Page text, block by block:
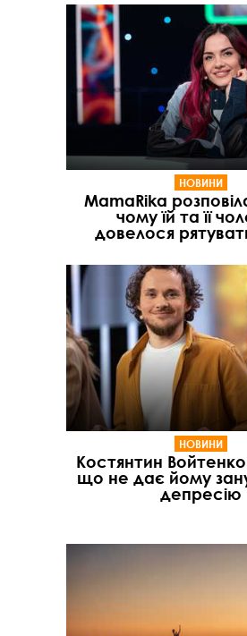
НОВИНИ
MamaRika
чому їй та її
довелося
НОВИНИ
Костянтин Войтенко
що не дає йому
депресію